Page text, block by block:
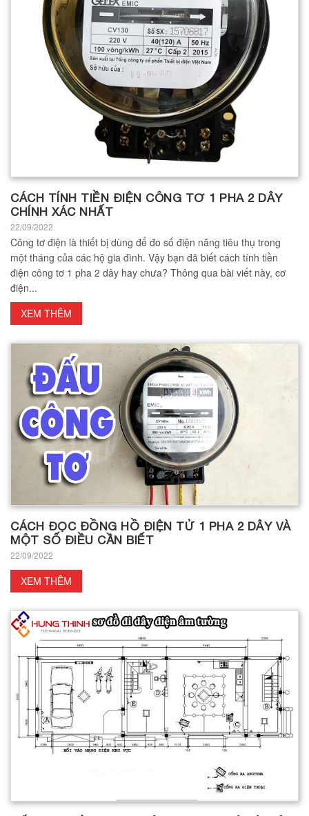
CÁCH TÍNH TIỀN ĐIỆN CÔNG TƠ 1 PHA 2 DÂY
CHÍNH XÁC NHẤT
22/09/2022
Công tơ điện là thiết bị dùng để đo số điện năng tiêu thụ trong
một tháng của các hộ gia đình. Vậy bạn đã biết cách tính tiền
điện công tơ 1 pha 2 dây hay chưa? Thông qua bài viết này, cơ
điện...
XEM THÊM
CÁCH ĐỌC ĐỒNG HỒ ĐIỆN TỬ 1 PHA 2 DÂY VÀ
MỘT SỐ ĐIỀU CẦN BIẾT
22/09/2022
XEM THÊM